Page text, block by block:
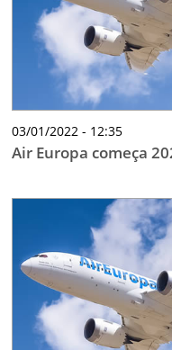
03/01/2022 - 12:35
Air Europa começa